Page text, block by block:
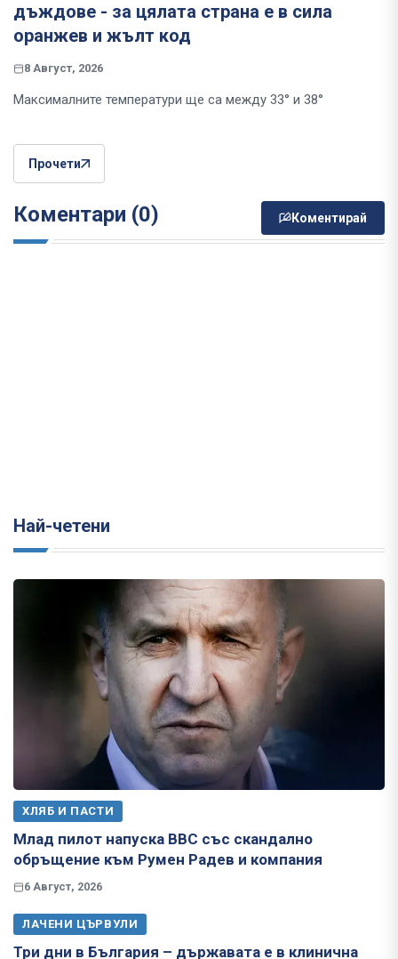
дъждове - за цялата страна е в сила
оранжев и жълт код
8 Август, 2026
Максималните температури ще са между 33° и 38°
Прочети
Коментари (0) Коментирай
Най-четени
ХЛЯБ И ПАСТИ
Млад пилот напуска ВВС със скандално
обръщение към Румен Радев и компания
6 Август, 2026
ЛАЧЕНИ ЦЪРВУЛИ
Три дни в България – държавата е в клинична